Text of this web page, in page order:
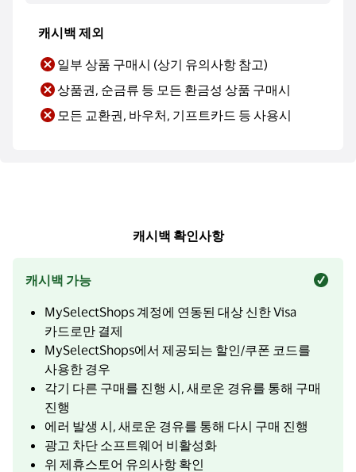
캐시백 제외
일부 상품 구매시 (상기 유의사항 참고)
상품권, 순금류 등 모든 환금성 상품 구매시
모든 교환권, 바우처, 기프트카드 등 사용시
캐시백 확인사항
캐시백 가능
MySelectShops 계정에 연동된 대상 신한 Visa
카드로만 결제
MySelectShops에서 제공되는 할인/쿠폰 코드를
사용한 경우
각기 다른 구매를 진행 시, 새로운 경유를 통해 구매
진행
에러 발생 시, 새로운 경유를 통해 다시 구매 진행
광고 차단 소프트웨어 비활성화
위 제휴스토어 유의사항 확인